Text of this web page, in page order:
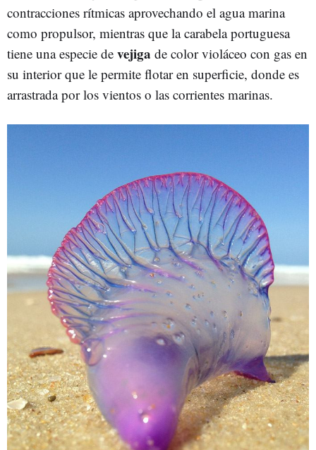
contracciones rítmicas aprovechando el agua marina
como propulsor, mientras que la carabela portuguesa
tiene una especie de vejiga de color violáceo con gas en
su interior que le permite flotar en superficie, donde es
arrastrada por los vientos o las corrientes marinas.